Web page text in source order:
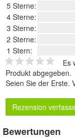
5 Sterne:
4 Sterne:
3 Sterne:
2 Sterne:
1 Stern:
Es
Produkt abgegeben.
Seien Sie der Erste.
Rezension
Bewertungen